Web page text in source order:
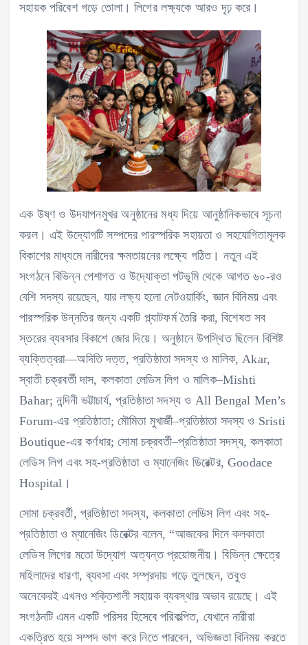
সহায়ক পরিবেশ গড়ে তোলা। লিগের লক্ষ্যকে আরও দৃঢ় করে।
এক উষ্ণ ও উদযাপনমুখর অনুষ্ঠানের মধ্য দিয়ে আনুষ্ঠানিকভাবে সূচনা
করল। এই উদ্যোগটি সম্পদের পারস্পরিক সহায়তা ও সহযোগিতামূলক
বিকাশের মাধ্যমে নারীদের ক্ষমতায়নের লক্ষ্যে গঠিত। নতুন এই
সংগঠনে বিভিন্ন পেশাগত ও উদ্যোক্তা পটভূমি থেকে আগত ৬০-রও
বেশি সদস্য রয়েছেন, যার লক্ষ্য হলো নেটওয়ার্কিং, জ্ঞান বিনিময় এবং
পারস্পরিক উন্নতির জন্য একটি প্ল্যাটফর্ম তৈরি করা, বিশেষত সব
স্তরের ব্যবসার বিকাশে জোর দিয়ে। অনুষ্ঠানে উপস্থিত ছিলেন বিশিষ্ট
ব্যক্তিত্বরা—অদিতি দত্ত, প্রতিষ্ঠাতা সদস্য ও মালিক, Akar,
স্বাতী চক্রবর্তী দাস, কলকাতা লেডিস লিগ ও মালিক–Mishti
Bahar; নন্দিনী ভট্টাচার্য, প্রতিষ্ঠাতা সদস্য ও All Bengal Men’s
Forum-এর প্রতিষ্ঠাতা; মৌমিতা মুখার্জী–প্রতিষ্ঠাতা সদস্য ও Sristi
Boutique-এর কর্ণধার; সোমা চক্রবর্তী–প্রতিষ্ঠাতা সদস্য, কলকাতা
লেডিস লিগ এবং সহ-প্রতিষ্ঠাতা ও ম্যানেজিং ডিরেক্টর, Goodace
Hospital।
সোমা চক্রবর্তী, প্রতিষ্ঠাতা সদস্য, কলকাতা লেডিস লিগ এবং সহ-
প্রতিষ্ঠাতা ও ম্যানেজিং ডিরেক্টর বলেন, “আজকের দিনে কলকাতা
লেডিস লিগের মতো উদ্যোগ অত্যন্ত প্রয়োজনীয়। বিভিন্ন ক্ষেত্রে
মহিলাদের ধারণা, ব্যবসা এবং সম্প্রদায় গড়ে তুলছেন, তবুও
অনেকেরই এখনও শক্তিশালী সহায়ক ব্যবস্থার অভাব রয়েছে। এই
সংগঠনটি এমন একটি পরিসর হিসেবে পরিকল্পিত, যেখানে নারীরা
একত্রিত হয়ে সম্পদ ভাগ করে নিতে পারবেন, অভিজ্ঞতা বিনিময় করতে